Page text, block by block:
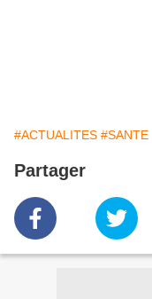
#ACTUALITES #SANTE
Partager